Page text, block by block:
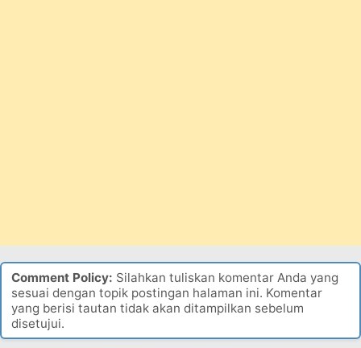
Comment Policy: Silahkan tuliskan komentar Anda yang
sesuai dengan topik postingan halaman ini. Komentar
yang berisi tautan tidak akan ditampilkan sebelum
disetujui.